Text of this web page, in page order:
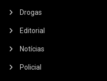
Drogas
Editorial
Notícias
Policial